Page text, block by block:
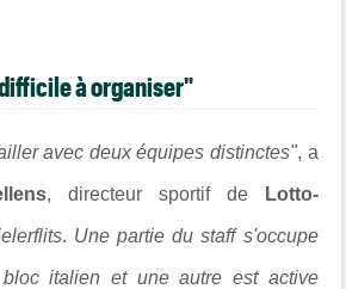
à organiser"
avec deux équipes distinctes", a
, directeur sportif de Lotto-
. Une partie du staff s'occupe
bloc italien et une autre est active